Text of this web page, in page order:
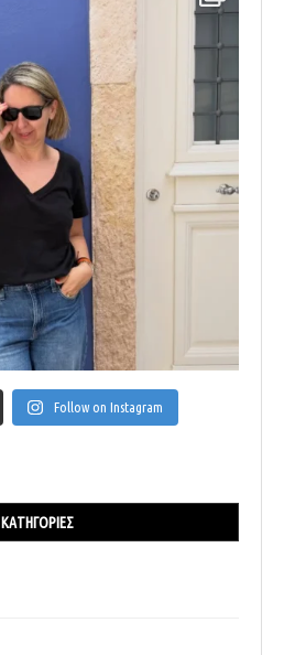
Follow on Instagram
ΚΑΤΗΓΟΡΊΕΣ